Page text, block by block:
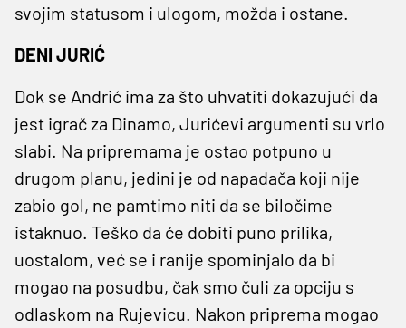
svojim statusom i ulogom, možda i ostane.
DENI JURIĆ
Dok se Andrić ima za što uhvatiti dokazujući da
jest igrač za Dinamo, Jurićevi argumenti su vrlo
slabi. Na pripremama je ostao potpuno u
drugom planu, jedini je od napadača koji nije
zabio gol, ne pamtimo niti da se biločime
istaknuo. Teško da će dobiti puno prilika,
uostalom, već se i ranije spominjalo da bi
mogao na posudbu, čak smo čuli za opciju s
odlaskom na Rujevicu. Nakon priprema mogao